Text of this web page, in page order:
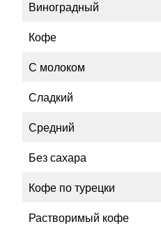
Виноградный
Кофе
С молоком
Сладкий
Средний
Без сахара
Кофе по турецки
Растворимый кофе